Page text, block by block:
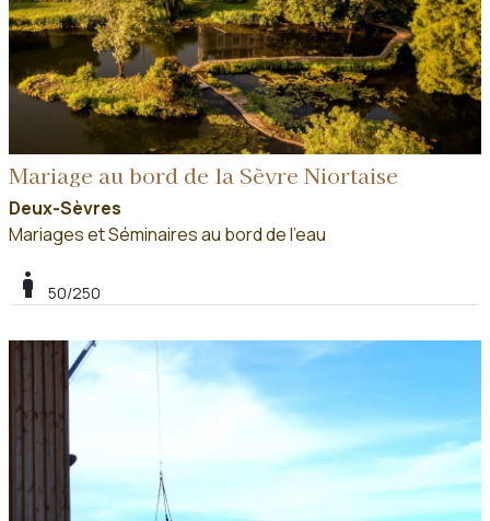
Mariage au bord de la Sèvre Niortaise
Deux-Sèvres
Mariages et Séminaires au bord de l'eau
boy 50/250